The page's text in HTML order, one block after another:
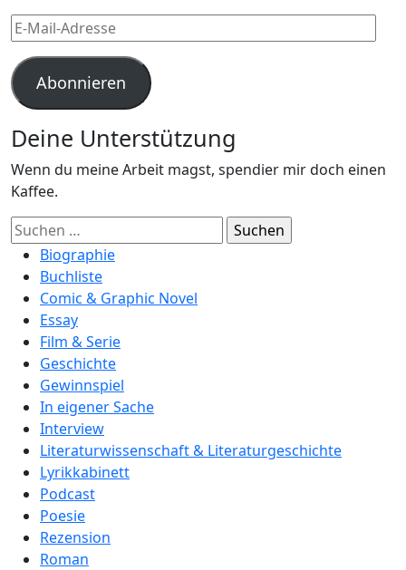
E-
Mail-
Adresse
Abonnieren
Deine Unterstützung
Wenn du meine Arbeit magst, spendier mir doch einen
Kaffee.
Suchen
nach:Biographie
Buchliste
Comic & Graphic Novel
Essay
Film & Serie
Geschichte
Gewinnspiel
In eigener Sache
Interview
Literaturwissenschaft & Literaturgeschichte
Lyrikkabinett
Podcast
Poesie
Rezension
Roman